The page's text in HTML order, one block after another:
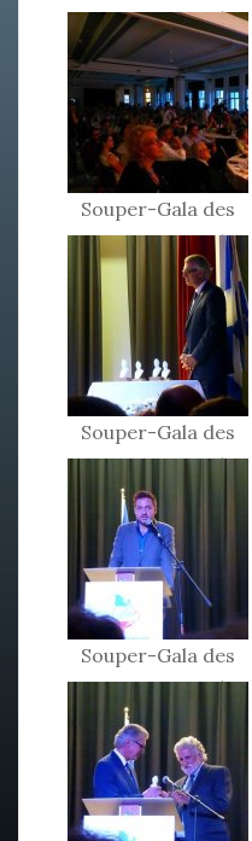
Patriotes 2015
Souper-Gala des
Patriotes 2015
Souper-Gala des
Patriotes 2015
Souper-Gala des
Patriotes 2015